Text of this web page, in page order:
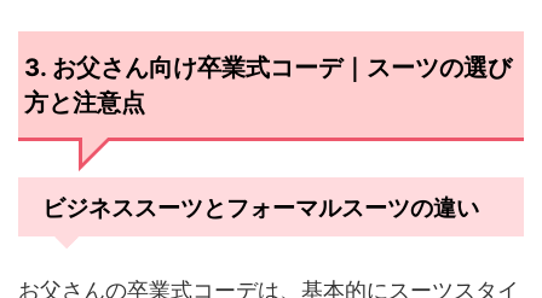
3. お父さん向け卒業式コーデ｜スーツの選び
方と注意点
ビジネススーツとフォーマルスーツの違い
お父さんの卒業式コーデは、基本的にスーツスタイ